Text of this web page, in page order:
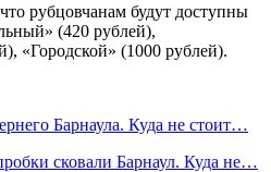
рубцовчанам будут доступны
(420 рублей),
«Городской» (1000 рублей).
Барнаула. Куда не стоит…
сковали Барнаул. Куда не…